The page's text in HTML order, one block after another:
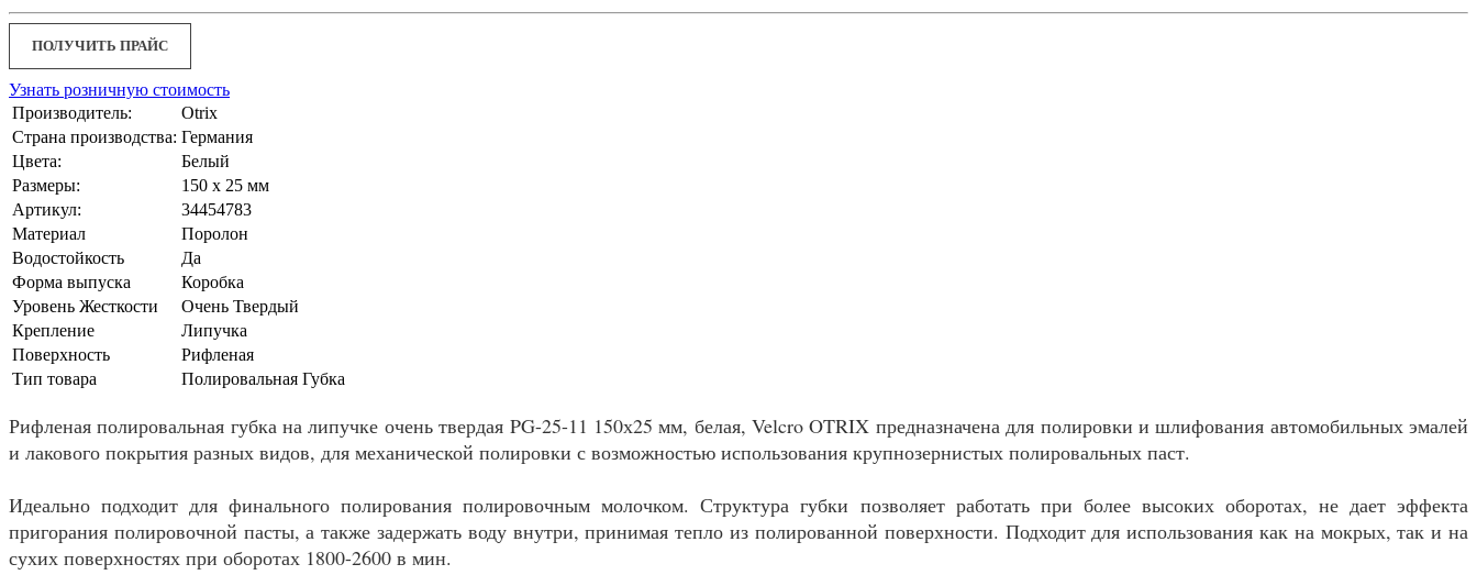
ПОЛУЧИТЬ ПРАЙС
Узнать розничную стоимость
Производитель:
Otrix
Страна производства: Германия
Цвета:
Белый
Размеры:
150 x 25 мм
Артикул:
34454783
Материал
Поролон
Водостойкость
Да
Форма выпуска
Коробка
Уровень Жесткости
Очень Твердый
Крепление
Липучка
Поверхность
Рифленая
Тип товара
Полировальная Губка
Рифленая полировальная губка на липучке очень твердая PG-25-11 150х25 мм, белая, Velcro OTRIX предназначена для полировки и шлифования автомобильных эмалей
и лакового покрытия разных видов, для механической полировки с возможностью использования крупнозернистых полировальных паст.
Идеально подходит для финального полирования полировочным молочком. Структура губки позволяет работать при более высоких оборотах, не дает эффекта
пригорания полировочной пасты, а также задержать воду внутри, принимая тепло из полированной поверхности. Подходит для использования как на мокрых, так и на
сухих поверхностях при оборотах 1800-2600 в мин.